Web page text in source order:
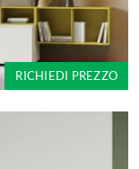
RICHIEDI PREZZO